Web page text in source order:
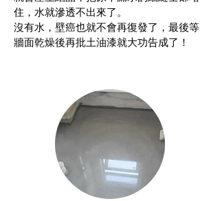
住，水就滲透不出來了。
沒有水，壁癌也就不會再復發了，最後等
牆面乾燥後再批土油漆就大功告成了！